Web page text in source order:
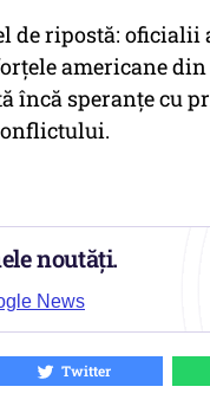
de ripostă:
americane
încă speranțe cu
noutăți.
News
Twitter